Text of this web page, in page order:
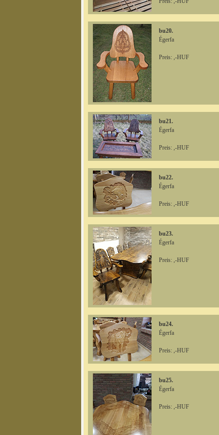
bu20.
Égerfa
Preis: ,-HUF
bu21.
Égerfa
Preis: ,-HUF
bu22.
Égerfa
Preis: ,-HUF
bu23.
Égerfa
Preis: ,-HUF
bu24.
Égerfa
Preis: ,-HUF
bu25.
Égerfa
Preis: ,-HUF